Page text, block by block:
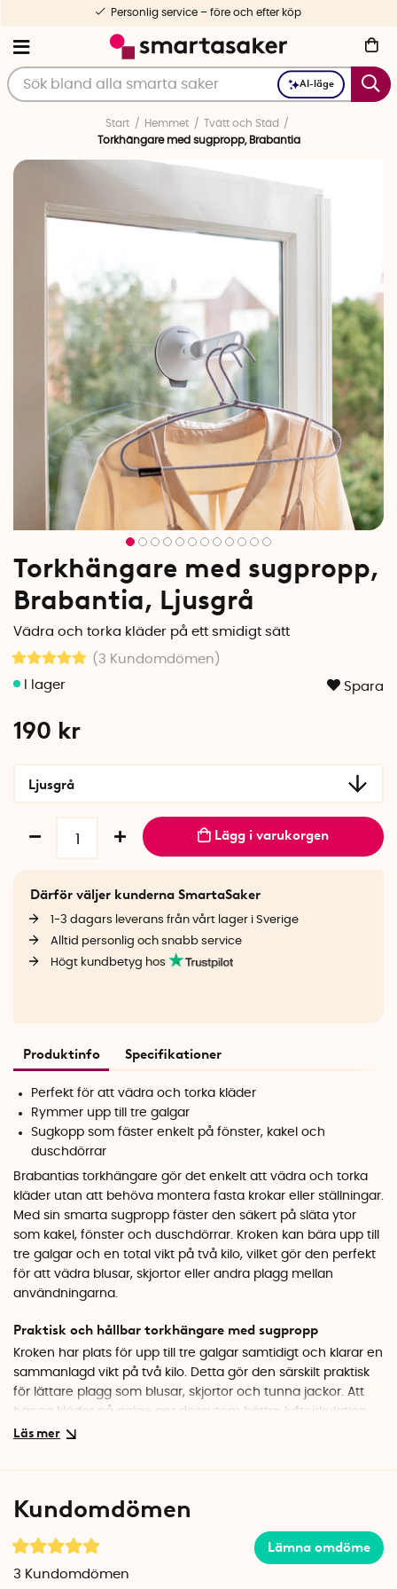
AI-läge
Personlig service – före och efter köp
Start Hemmet
Tvätt och Städ
Torkhängare med sugpropp, Brabantia
Torkhängare med sugpropp,
Brabantia, Ljusgrå
Vädra och torka kläder på ett smidigt sätt
(3 Kundomdömen )
Spara
190 kr
Ljusgrå
Lägg i varukorgen
Därför väljer kunderna SmartaSaker
1-3 dagars leverans från vårt lager i Sverige
Alltid personlig och snabb service
Högt kundbetyg hos
Produktinfo Specifikationer
Perfekt för att vädra och torka kläder
Rymmer upp till tre galgar
Sugkopp som fäster enkelt på fönster, kakel och
duschdörrar
Brabantias torkhängare gör det enkelt att vädra och torka
kläder utan att behöva montera fasta krokar eller ställningar.
Med sin smarta sugpropp fäster den säkert på släta ytor
som kakel, fönster och duschdörrar. Kroken kan bära upp till
tre galgar och en total vikt på två kilo, vilket gör den perfekt
för att vädra blusar, skjortor eller andra plagg mellan
användningarna.
Praktisk och hållbar torkhängare med sugpropp
Kroken har plats för upp till tre galgar samtidigt och klarar en
sammanlagd vikt på två kilo. Detta gör den särskilt praktisk
för lättare plagg som blusar, skjortor och tunna jackor. Att
hänga kläder på galge ger dessutom bättre luftcirkulation
än att lägga dem plant, vilket snabbar på torkningen och
Att vädra istället för att tvätta spar både vatten och energi.
Samtidigt slits kläderna mindre, vilket förlänger deras
Kundomdömen
Lämna omdöme
3 Kundomdömen